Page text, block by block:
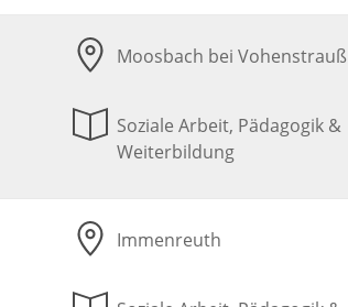
Moosbach bei Vohenstrauß
Soziale Arbeit, Pädagogik &
Weiterbildung
Immenreuth